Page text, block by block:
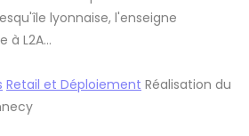
lyonnaise, l'enseigne
à L2A…
Retail et Déploiement Réalisation du